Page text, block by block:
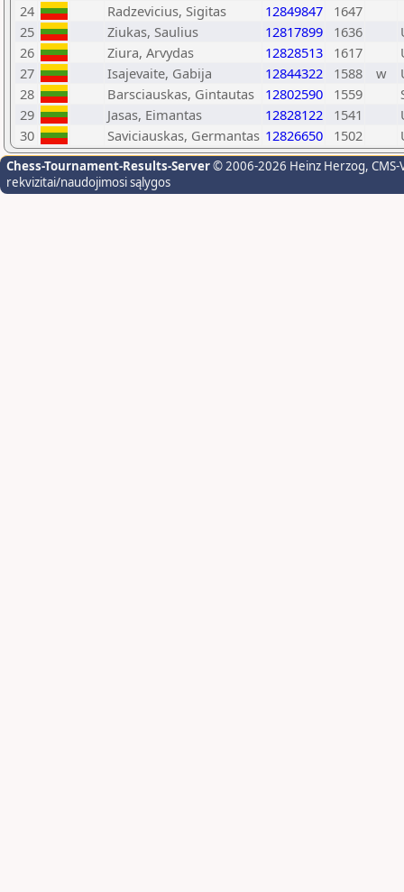
24
Radzevicius, Sigitas 12849847
1647
25
Ziukas, Saulius 12817899 1636
26
Ziura, Arvydas 12828513 1617
27
Isajevaite, Gabija 12844322 1588 w
28
Barsciauskas, Gintautas 12802590 1559
29
Jasas, Eimantas 12828122 1541
30
Saviciauskas, Germantas 12826650 1502
Chess-Tournament-Results-Server© 2006-2026 Heinz Herzog,
rekvizitai/naudojimosi sąlygos